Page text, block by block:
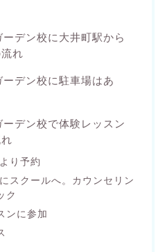
デン校に大井町駅から
れ
デン校に駐車場はあ
デン校で体験レッスン
り予約
スクールへ。カウンセリン
ク
ンに参加